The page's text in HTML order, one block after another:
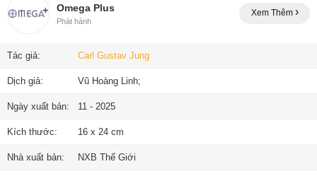
Omega Plus
Phát hành
Xem Thêm
Tác giả: Carl Gustav Jung
Dịch giả: Vũ Hoàng Linh;
Ngày xuất bản: 11 - 2025
Kích thước: 16 x 24 cm
Nhà xuất bản: NXB Thế Giới